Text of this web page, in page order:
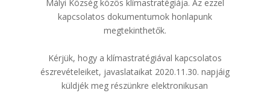
Mályi Község közös klímastratégiája. Az ezzel
kapcsolatos dokumentumok honlapunk
megtekinthetők.
Kérjük, hogy a klímastratégiával kapcsolatos
észrevételeiket, javaslataikat 2020.11.30. napjáig
küldjék meg részünkre elektronikusan